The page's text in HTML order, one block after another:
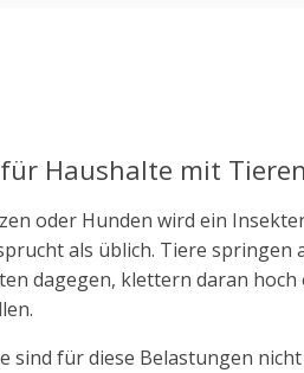
Haushalte mit Tieren
oder Hunden wird ein
als üblich. Tiere springen
dagegen, klettern daran hoch
sind für diese Belastungen